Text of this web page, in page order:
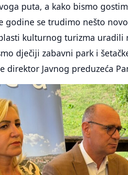
puta, a kako bismo
godine se trudimo nešto
kulturnog turizma uradili
dječiji zabavni park i
direktor Javnog preduzeća